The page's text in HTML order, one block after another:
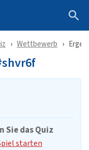
Wettbewerb
Sie das Quiz
starten